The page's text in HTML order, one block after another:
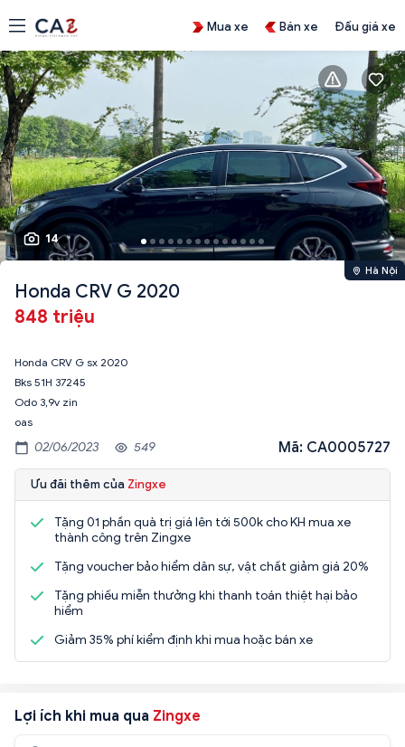
Mua xe Bán xe Đấu giá xe
14
Hà Nội
Honda CRV G 2020
848 triệu
Honda CRV G sx 2020
Bks 51H 37245
Odo 3,9v zin
oas
02/06/2023 549 Mã: CA0005727
Ưu đãi thêm của Zingxe
Tặng 01 phần quà trị giá lên tới 500k cho KH mua xe
thành công trên Zingxe
Tặng voucher bảo hiểm dân sự, vật chất giảm giá 20%
Tặng phiếu miễn thưởng khi thanh toán thiệt hại bảo
hiểm
Giảm 35% phí kiểm định khi mua hoặc bán xe
Lợi ích khi mua qua Zingxe